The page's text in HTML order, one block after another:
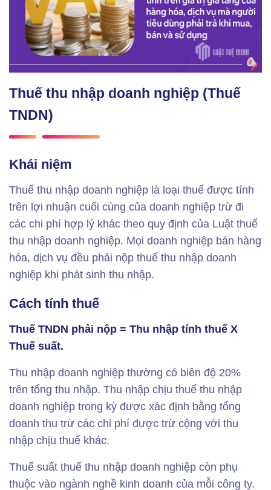
Thuế thu nhập doanh nghiệp (Thuế
TNDN)
Khái niệm
Thuế thu nhập doanh nghiệp là loại thuế được tính
trên lợi nhuận cuối cùng của doanh nghiệp trừ đi
các chi phí hợp lý khác theo quy định của Luật thuế
thu nhập doanh nghiệp. Mọi doanh nghiệp bán hàng
hóa, dịch vụ đều phải nộp thuế thu nhập doanh
nghiệp khi phát sinh thu nhập.
Cách tính thuế
Thuế TNDN phải nộp = Thu nhập tính thuế X
Thuế suất.
Thu nhập doanh nghiệp thường có biên độ 20%
trên tổng thu nhập. Thu nhập chịu thuế thu nhập
doanh nghiệp trong kỳ được xác định bằng tổng
doanh thu trừ các chi phí được trừ cộng với thu
nhập chịu thuế khác.
Thuế suất thuế thu nhập doanh nghiệp còn phụ
thuộc vào ngành nghề kinh doanh của mỗi công ty.